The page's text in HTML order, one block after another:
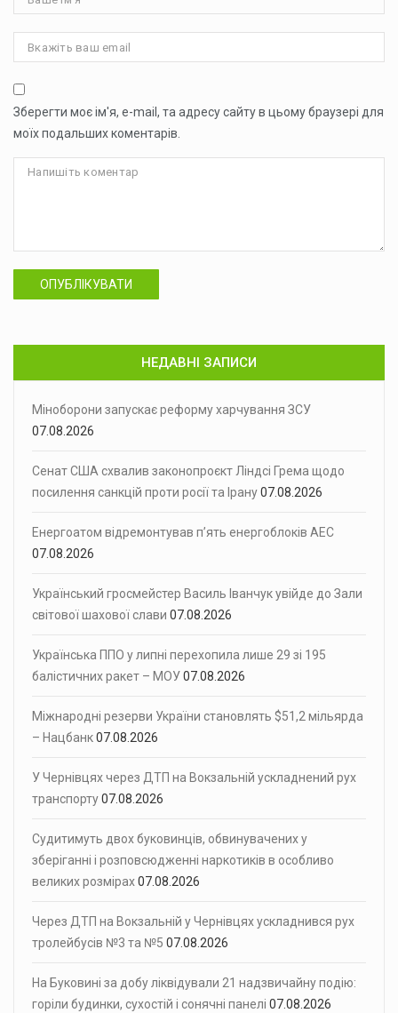
Зберегти моє ім'я, e-mail, та адресу сайту в цьому браузері для
моїх подальших коментарів.
ОПУБЛІКУВАТИ
НЕДАВНІ ЗАПИСИ
Міноборони запускає реформу харчування ЗСУ
07.08.2026
Сенат США схвалив законопроєкт Ліндсі Грема щодо
посилення санкцій проти росії та Ірану07.08.2026
Енергоатом відремонтував п’ять енергоблоків АЕС
07.08.2026
Український гросмейстер Василь Іванчук увійде до Зали
світової шахової слави 07.08.2026
Українська ППО у липні перехопила лише 29 зі 195
балістичних ракет – МОУ07.08.2026
Міжнародні резерви України становлять $51,2 мільярда
– Нацбанк07.08.2026
У Чернівцях через ДТП на Вокзальній ускладнений рух
транспорту07.08.2026
Судитимуть двох буковинців, обвинувачених у
зберіганні і розповсюдженні наркотиків в особливо
великих розмірах07.08.2026
Через ДТП на Вокзальній у Чернівцях ускладнився рух
тролейбусів №3 та №5 07.08.2026
На Буковині за добу ліквідували 21 надзвичайну подію:
горіли будинки, сухостій і сонячні панелі 07.08.2026